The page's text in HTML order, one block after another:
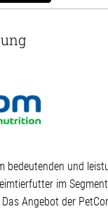
bedeutenden und
im
Angebot der